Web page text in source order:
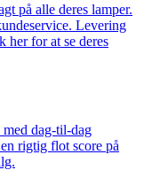
på alle deres lamper.
Levering
her for at se deres
dag-til-dag
rigtig flot score på